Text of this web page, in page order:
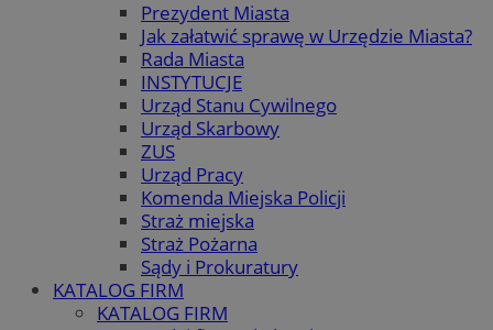
Prezydent Miasta
Jak załatwić sprawę w Urzędzie Miasta?
Rada Miasta
INSTYTUCJE
Urząd Stanu Cywilnego
Urząd Skarbowy
ZUS
Urząd Pracy
Komenda Miejska Policji
Straż miejska
Straż Pożarna
Sądy i Prokuratury
KATALOG FIRM
KATALOG FIRM